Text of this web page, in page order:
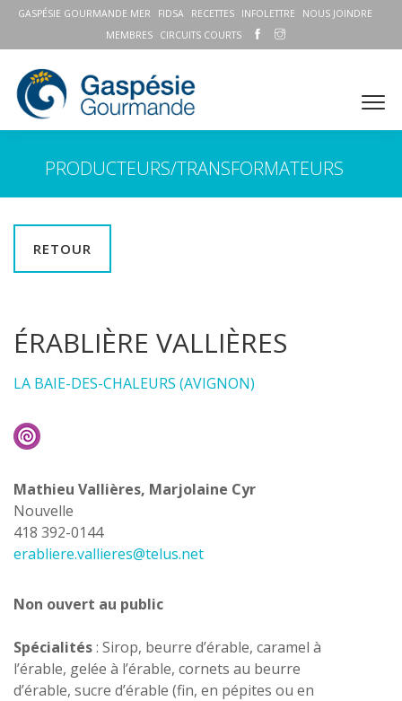
GASPÉSIE GOURMANDE MER FIDSA RECETTES INFOLETTRE
NOUS JOINDRE
MEMBRES
CIRCUITS COURTS
PRODUCTEURS/TRANSFORMATEURS
RETOUR
ÉRABLIÈRE VALLIÈRES
LA BAIE-DES-CHALEURS (AVIGNON)
Mathieu Vallières, Marjolaine Cyr
Nouvelle
418 392-0144
erabliere.vallieres@telus.net
Non ouvert au public
Spécialités: Sirop, beurre d’érable, caramel à
l’érable, gelée à l’érable, cornets au beurre
d’érable, sucre d’érable (fin, en pépites ou en